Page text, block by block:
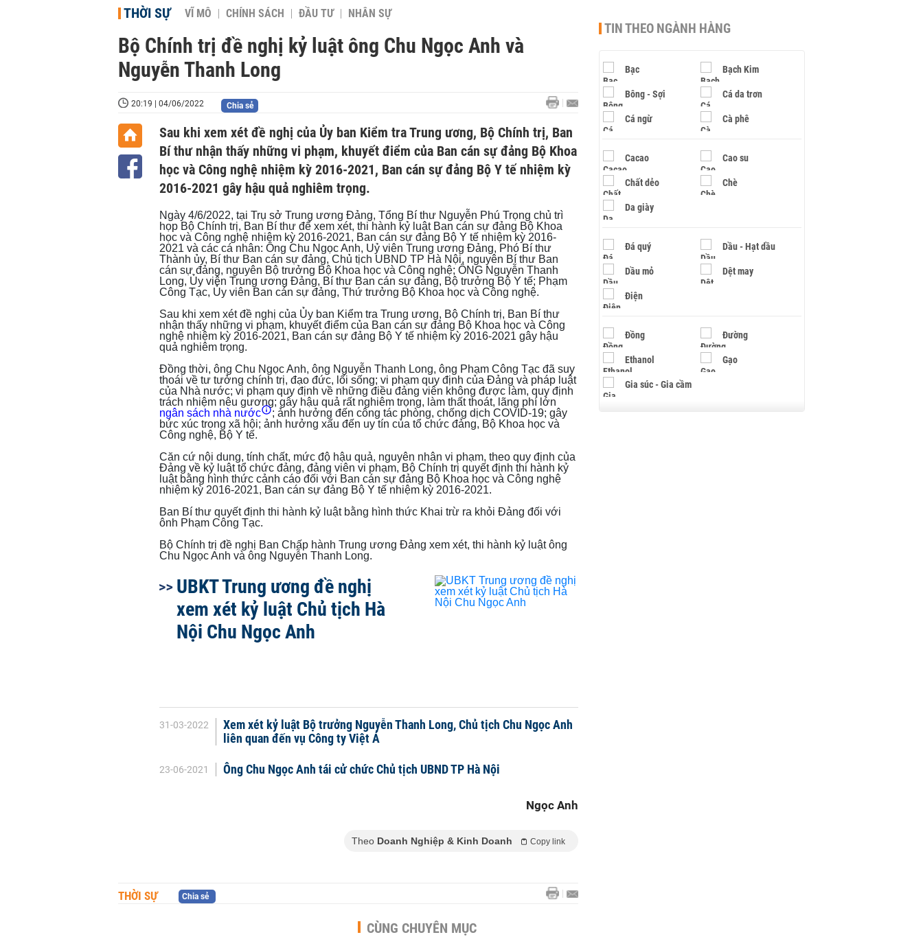
THỜI SỰ VĨ MÔ CHÍNH SÁCH ĐẦU TƯ NHÂN SỰ
Bộ Chính trị đề nghị kỷ luật ông Chu Ngọc Anh và
Nguyễn Thanh Long
20:19 | 04/06/2022 Chia sẻ
Sau khi xem xét đề nghị của Ủy ban Kiểm tra Trung ương, Bộ Chính trị, Ban
Bí thư nhận thấy những vi phạm, khuyết điểm của Ban cán sự đảng Bộ Khoa
học và Công nghệ nhiệm kỳ 2016-2021, Ban cán sự đảng Bộ Y tế nhiệm kỳ
2016-2021 gây hậu quả nghiêm trọng.
Ngày 4/6/2022, tại Trụ sở Trung ương Đảng, Tổng Bí thư Nguyễn Phú Trọng chủ trì
họp Bộ Chính trị, Ban Bí thư để xem xét, thi hành kỷ luật Ban cán sự đảng Bộ Khoa
học và Công nghệ nhiệm kỳ 2016-2021, Ban cán sự đảng Bộ Y tế nhiệm kỳ 2016-
2021 và các cá nhân: Ông Chu Ngọc Anh, Uỷ viên Trung ương Đảng, Phó Bí thư
Thành ủy, Bí thư Ban cán sự đảng, Chủ tịch UBND TP Hà Nội, nguyên Bí thư Ban
cán sự đảng, nguyên Bộ trưởng Bộ Khoa học và Công nghệ; ÔNG Nguyễn Thanh
Long, Ủy viên Trung ương Đảng, Bí thư Ban cán sự đảng, Bộ trưởng Bộ Y tế; Phạm
Công Tạc, Ủy viên Ban cán sự đảng, Thứ trưởng Bộ Khoa học và Công nghệ.
Sau khi xem xét đề nghị của Ủy ban Kiểm tra Trung ương, Bộ Chính trị, Ban Bí thư
nhận thấy những vi phạm, khuyết điểm của Ban cán sự đảng Bộ Khoa học và Công
nghệ nhiệm kỳ 2016-2021, Ban cán sự đảng Bộ Y tế nhiệm kỳ 2016-2021 gây hậu
quả nghiêm trọng.
Đồng thời, ông Chu Ngọc Anh, ông Nguyễn Thanh Long, ông Phạm Công Tạc đã suy
thoái về tư tưởng chính trị, đạo đức, lối sống; vi phạm quy định của Đảng và pháp luật
của Nhà nước; vi phạm quy định về những điều đảng viên không được làm, quy định
trách nhiệm nêu gương; gây hậu quả rất nghiêm trọng, làm thất thoát, lãng phí lớn
ngân sách nhà nước
; ảnh hưởng đến công tác phòng, chống dịch COVID-19; gây
bức xúc trong xã hội; ảnh hưởng xấu đến uy tín của tổ chức đảng, Bộ Khoa học và
Công nghệ, Bộ Y tế.
Căn cứ nội dung, tính chất, mức độ hậu quả, nguyên nhân vi phạm, theo quy định của
Đảng về kỷ luật tổ chức đảng, đảng viên vi phạm, Bộ Chính trị quyết định thi hành kỷ
luật bằng hình thức cảnh cáo đối với Ban cán sự đảng Bộ Khoa học và Công nghệ
nhiệm kỳ 2016-2021, Ban cán sự đảng Bộ Y tế nhiệm kỳ 2016-2021.
Ban Bí thư quyết định thi hành kỷ luật bằng hình thức Khai trừ ra khỏi Đảng đối với
ônh Phạm Công Tạc.
Bộ Chính trị đề nghị Ban Chấp hành Trung ương Đảng xem xét, thi hành kỷ luật ông
Chu Ngọc Anh và ông Nguyễn Thanh Long.
UBKT Trung ương đề nghị
xem xét kỷ luật Chủ tịch Hà
Nội Chu Ngọc Anh
31-03-2022
Xem xét kỷ luật Bộ trưởng Nguyễn Thanh Long, Chủ tịch Chu Ngọc Anh
liên quan đến vụ Công ty Việt Á
23-06-2021 Ông Chu Ngọc Anh tái cử chức Chủ tịch UBND TP Hà Nội
Ngọc Anh
Theo Doanh Nghiệp & Kinh Doanh Copy link
THỜI SỰ Chia sẻ
CÙNG CHUYÊN MỤC
TIN THEO NGÀNH HÀNG
Bạc Bạch Kim
Bông - Sợi Cá da trơn
Cá ngừ Cà phê
Cacao Cao su
Chất dẻo Chè
Da giày
Đá quý Dầu - Hạt dầu
Dầu mỏ Dệt may
Điện
Đồng Đường
Ethanol Gạo
Gia súc - Gia cầm